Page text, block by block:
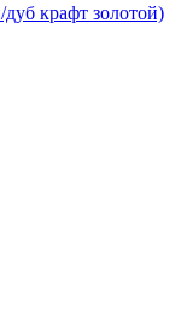
крафт золотой)